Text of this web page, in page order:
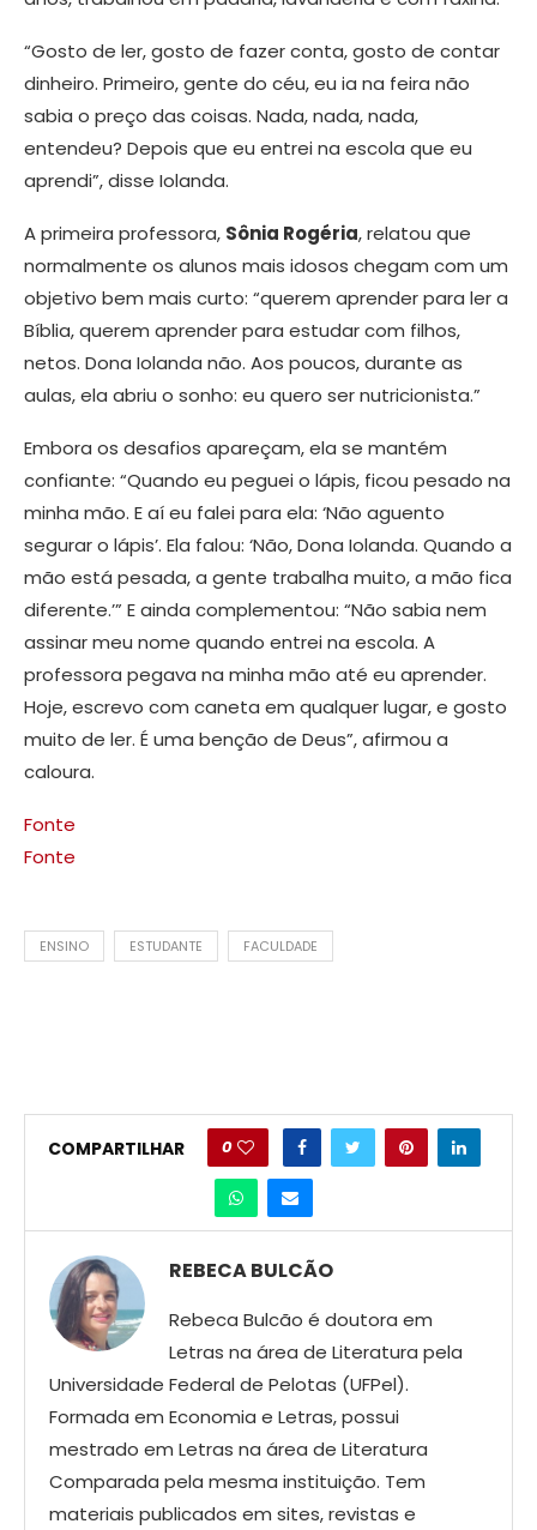
“Gosto de ler, gosto de fazer conta, gosto de contar
dinheiro. Primeiro, gente do céu, eu ia na feira não
sabia o preço das coisas. Nada, nada, nada,
entendeu? Depois que eu entrei na escola que eu
aprendi”, disse Iolanda.
A primeira professora, Sônia Rogéria, relatou que
normalmente os alunos mais idosos chegam com um
objetivo bem mais curto: “querem aprender para ler a
Bíblia, querem aprender para estudar com filhos,
netos. Dona Iolanda não. Aos poucos, durante as
aulas, ela abriu o sonho: eu quero ser nutricionista.”
Embora os desafios apareçam, ela se mantém
confiante: “Quando eu peguei o lápis, ficou pesado na
minha mão. E aí eu falei para ela: ‘Não aguento
segurar o lápis’. Ela falou: ‘Não, Dona Iolanda. Quando a
mão está pesada, a gente trabalha muito, a mão fica
diferente.’” E ainda complementou: “Não sabia nem
assinar meu nome quando entrei na escola. A
professora pegava na minha mão até eu aprender.
Hoje, escrevo com caneta em qualquer lugar, e gosto
muito de ler. É uma benção de Deus”, afirmou a
caloura.
Fonte
Fonte
ENSINO ESTUDANTE FACULDADE
COMPARTILHAR 0
REBECA BULCÃO
Rebeca Bulcão é doutora em
Letras na área de Literatura pela
Universidade Federal de Pelotas (UFPel).
Formada em Economia e Letras, possui
mestrado em Letras na área de Literatura
Comparada pela mesma instituição. Tem
materiais publicados em sites, revistas e